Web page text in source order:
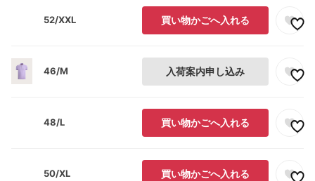
52/XXL 買い物かごへ入れる
46/M 入荷案内申し込み
48/L 買い物かごへ入れる
50/XL 買い物かごへ入れる